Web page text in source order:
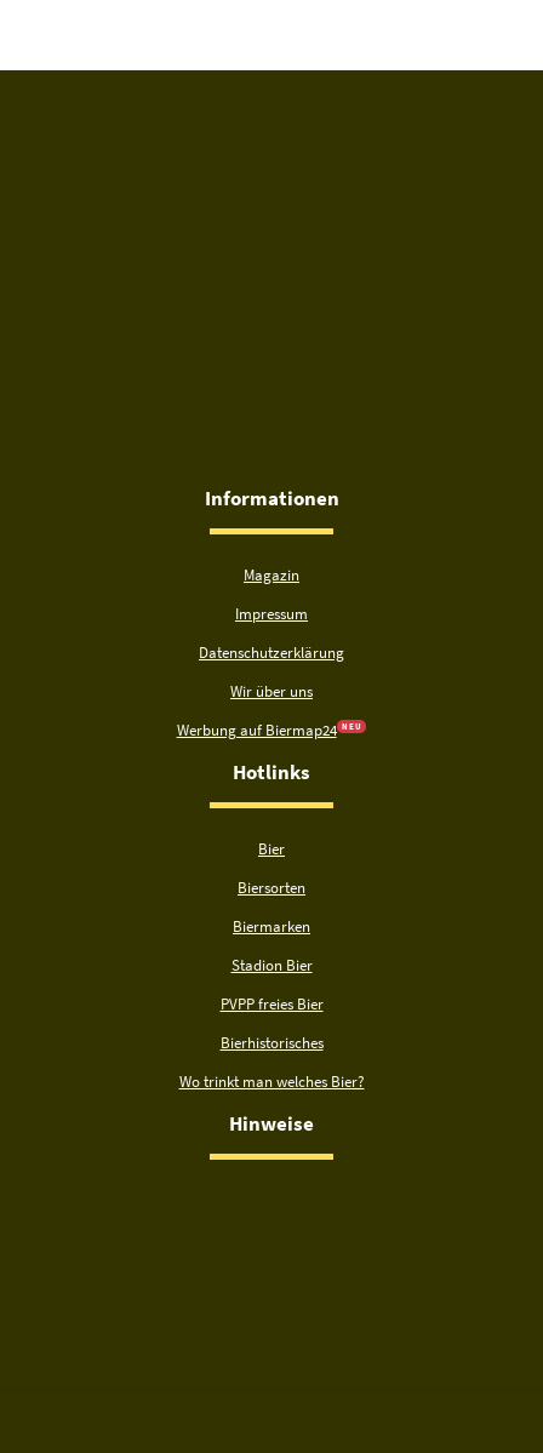
Informationen
Magazin
Impressum
Datenschutzerklärung
Wir über uns
Werbung auf Biermap24 N E U
Hotlinks
Bier
Biersorten
Biermarken
Stadion Bier
PVPP freies Bier
Bierhistorisches
Wo trinkt man welches Bier?
Hinweise